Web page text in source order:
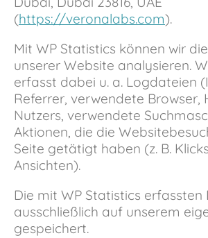
(https://veronalabs.com).
Mit WP Statistics können wir
unserer Website analysieren.
erfasst dabei u. a. Logdateien
Referrer, verwendete Browser,
Nutzers, verwendete
Aktionen, die die
Seite getätigt haben (z. B.
Ansichten).
Die mit WP Statistics erfassten
ausschließlich auf unserem
gespeichert.